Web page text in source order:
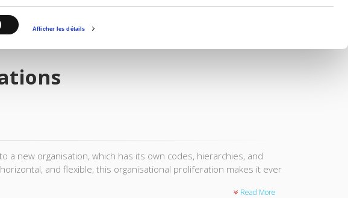
Afficher les détails
a new organisation, which has its own codes, hierarchies, and
and flexible, this organisational proliferation makes it ever
Read More